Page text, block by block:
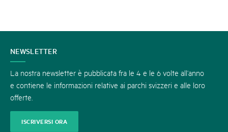
CONTATTATECI
NEWSLETTER
La nostra newsletter è pubblicata fra le 4 e le 6 volte all’anno
e contiene le informazioni relative ai parchi svizzeri e alle loro
offerte.
ISCRIVERSI ORA